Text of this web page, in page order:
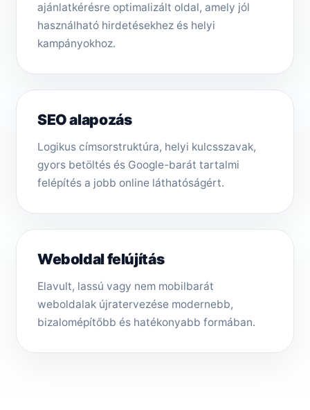
ajánlatkérésre optimalizált oldal, amely jól
használható hirdetésekhez és helyi
kampányokhoz.
SEO alapozás
Logikus címsorstruktúra, helyi kulcsszavak,
gyors betöltés és Google-barát tartalmi
felépítés a jobb online láthatóságért.
Weboldal felújítás
Elavult, lassú vagy nem mobilbarát
weboldalak újratervezése modernebb,
bizalomépítőbb és hatékonyabb formában.